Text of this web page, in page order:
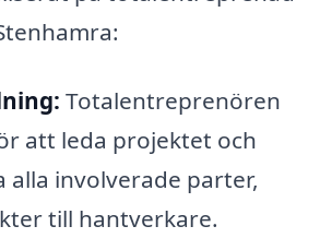
Totalentreprenören
att leda projektet och
alla involverade parter,
till hantverkare.